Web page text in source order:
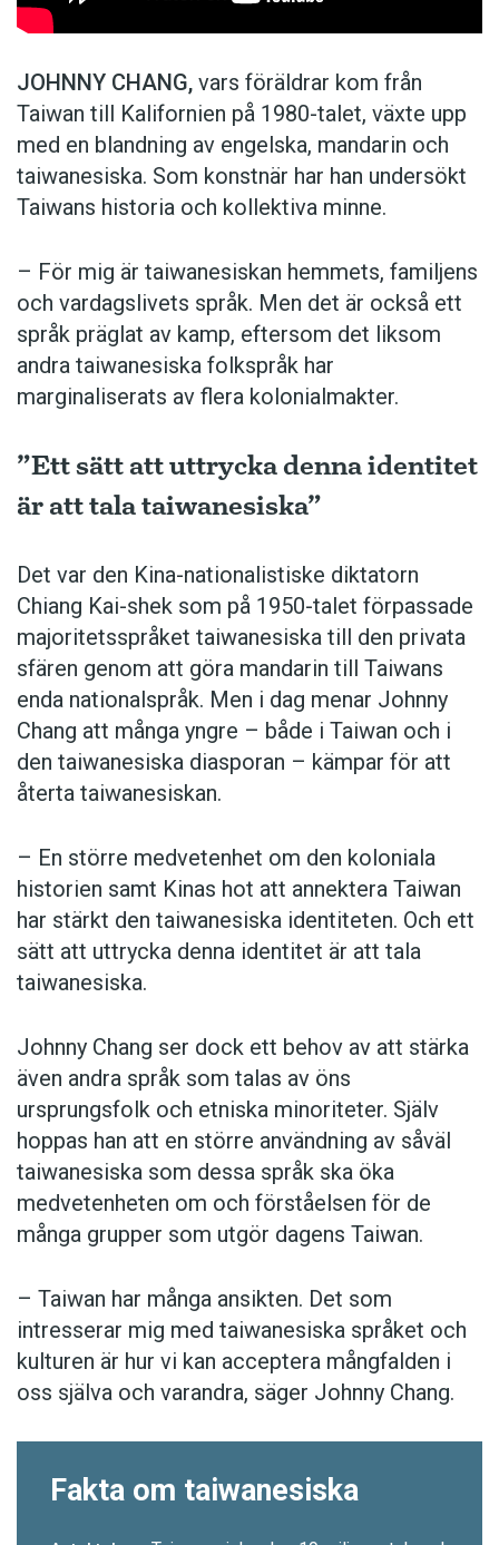
JOHNNY CHANG, vars föräldrar kom från
Taiwan till Kalifornien på 1980-talet, växte upp
med en blandning av engelska, mandarin och
taiwanesiska. Som konstnär har han undersökt
Taiwans historia och kollektiva minne.
– För mig är taiwanesiskan hemmets, familjens
och vardagslivets språk. Men det är också ett
språk präglat av kamp, eftersom det liksom
andra taiwanesiska folkspråk har
marginaliserats av flera kolonialmakter.
”Ett sätt att uttrycka denna identitet
är att tala taiwanesiska”
Det var den Kina-nationalistiske diktatorn
Chiang Kai-shek som på 1950-talet förpassade
majoritetsspråket taiwanesiska till den privata
sfären genom att göra mandarin till Taiwans
enda nationalspråk. Men i dag ­menar Johnny
Chang att många yngre – både i Taiwan och i
den taiwanesiska diasporan – kämpar för att
återta taiwanesiskan.
– En större medvetenhet om den koloniala
historien samt Kinas hot att annektera Taiwan
har stärkt den taiwanesiska identiteten. Och ett
sätt att uttrycka denna identitet är att tala
taiwanesiska.
Johnny Chang ser dock ett behov av att stärka
även andra språk som talas av öns
ursprungsfolk och etniska minoriteter. Själv
hoppas han att en större användning av såväl
taiwanesiska som dessa språk ska öka
medvetenheten om och förståelsen för de
många grupper som utgör dagens Taiwan.
– Taiwan har många ansikten. Det som
intresserar mig med taiwanesiska språket och
kulturen är hur vi kan acceptera mångfalden i
oss själva och varandra, säger Johnny Chang.
Fakta om taiwanesiska